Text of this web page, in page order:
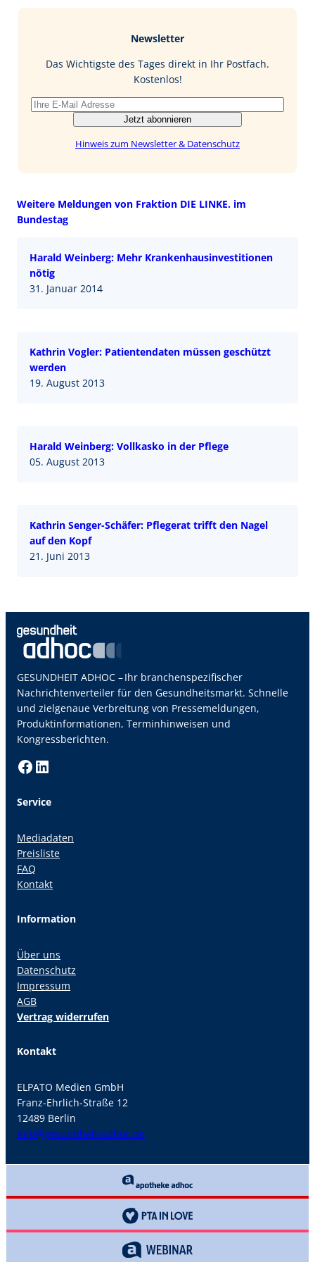
I
Newsletter
Das Wichtigste des Tages direkt in Ihr Postfach.
Kostenlos!
Jetzt abonnieren
Hinweis zum Newsletter & Datenschutz
Weitere Meldungen von Fraktion DIE LINKE. im
Bundestag
Harald Weinberg: Mehr Krankenhausinvestitionen
nötig
31. Januar 2014
Kathrin Vogler: Patientendaten müssen geschützt
werden
19. August 2013
Harald Weinberg: Vollkasko in der Pflege
05. August 2013
Kathrin Senger-Schäfer: Pflegerat trifft den Nagel
auf den Kopf
21. Juni 2013
GESUNDHEIT ADHOC – Ihr branchenspezifischer
Nachrichtenverteiler für den Gesundheitsmarkt. Schnelle
und zielgenaue Verbreitung von Pressemeldungen,
Produktinformationen, Terminhinweisen und
Kongressberichten.
Facebook LinkedIn
Service
Mediadaten
Preisliste
FAQ
Kontakt
Information
Über uns
Datenschutz
Impressum
AGB
Vertrag widerrufen
Kontakt
ELPATO Medien GmbH
Franz-Ehrlich-Straße 12
12489 Berlin
info@gesundheit-adhoc.de